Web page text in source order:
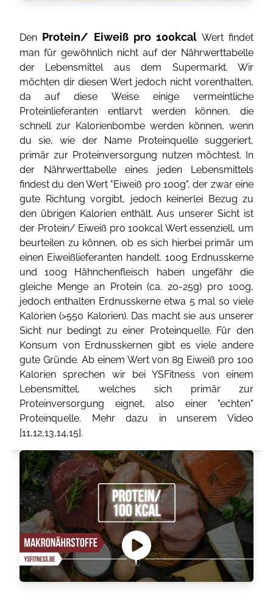
Den Protein/ Eiweiß pro 100kcal Wert findet
man für gewöhnlich nicht auf der Nährwerttabelle
der Lebensmittel aus dem Supermarkt. Wir
möchten dir diesen Wert jedoch nicht vorenthalten,
da auf diese Weise einige vermeintliche
Proteinlieferanten entlarvt werden können, die
schnell zur Kalorienbombe werden können, wenn
du sie, wie der Name Proteinquelle suggeriert,
primär zur Proteinversorgung nutzen möchtest. In
der Nährwerttabelle eines jeden Lebensmittels
findest du den Wert "Eiweiß pro 100g", der zwar eine
gute Richtung vorgibt, jedoch keinerlei Bezug zu
den übrigen Kalorien enthält. Aus unserer Sicht ist
der Protein/ Eiweiß pro 100kcal Wert essenziell, um
beurteilen zu können, ob es sich hierbei primär um
einen Eiweißlieferanten handelt. 100g Erdnusskerne
und 100g Hähnchenfleisch haben ungefähr die
gleiche Menge an Protein (ca. 20-25g) pro 100g,
jedoch enthalten Erdnusskerne etwa 5 mal so viele
Kalorien (>550 Kalorien). Das macht sie aus unserer
Sicht nur bedingt zu einer Proteinquelle. Für den
Konsum von Erdnusskernen gibt es viele andere
gute Gründe. Ab einem Wert von 8g Eiweiß pro 100
Kalorien sprechen wir bei YSFitness von einem
Lebensmittel, welches sich primär zur
Proteinversorgung eignet, also einer "echten"
Proteinquelle. Mehr dazu in unserem Video
[11,12,13,14,15].